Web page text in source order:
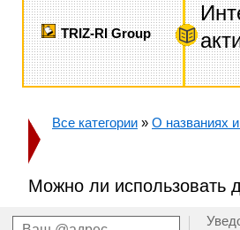
TRIZ-RI Group
Все категории » О названиях и
Можно ли